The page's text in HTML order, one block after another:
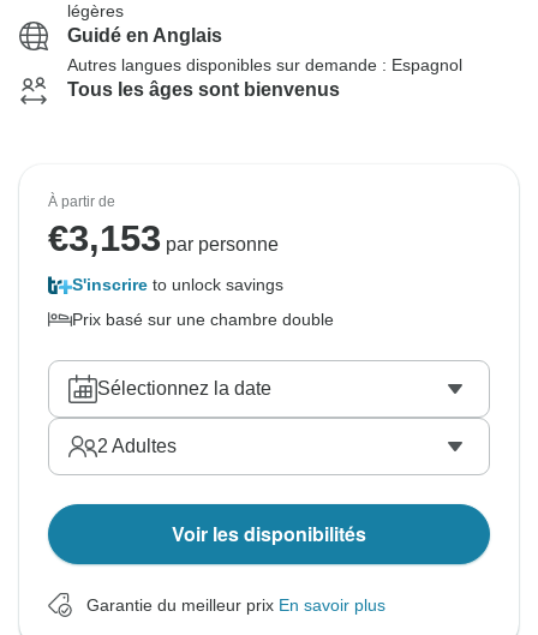
légères
Guidé en Anglais
Autres langues disponibles sur demande : Espagnol
Tous les âges sont bienvenus
À partir de
€3,153 par personne
S'inscrire to unlock savings
Prix basé sur une chambre double
Sélectionnez la date
2 Adultes
Voir les disponibilités
Garantie du meilleur prix En savoir plus